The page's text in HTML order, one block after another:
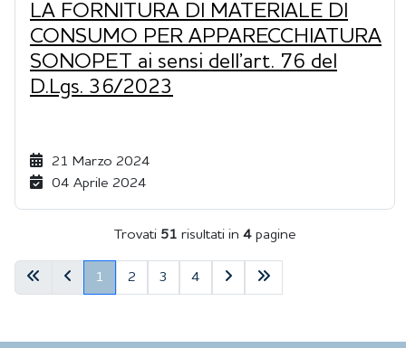
LA FORNITURA DI MATERIALE DI
CONSUMO PER APPARECCHIATURA
SONOPET ai sensi dell’art. 76 del
D.Lgs. 36/2023
21 Marzo 2024
04 Aprile 2024
Trovati 51 risultati in 4 pagine
PreviousPagina precedente
1 2 3 4 Pagina successiva